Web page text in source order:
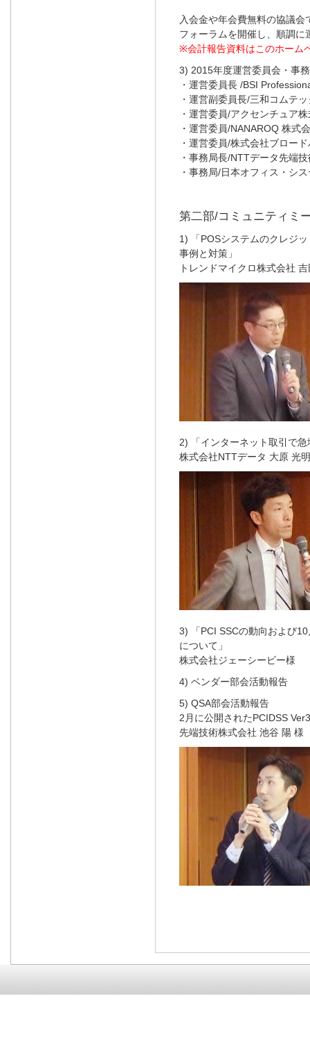
入会金や年会費無料の協議
フォーラムを開催し、順調に
※会計報告資料はこのホーム
3) 2015年度運営委員会・事
・運営委員長 /BSI
・運営副委員長/三和コムテ
・運営委員/アクセンチュア
・運営委員/NANAROQ 株式
・運営委員/株式会社ブロー
・事務局長/NTTデータ先端
・事務局/日本オフィス・シ
第二部/コミュニティミ
1) 「POSシステムのクレジ
事例と対策」
トレンドマイクロ株式会社
2) 「インターネット取引で
株式会社NTTデータ 大原 光
3) 「PCI SSCの動向および
について」
株式会社ジェーシービー様
4) ベンダー部会活動報告
5) QSA部会活動報告
2月に公開されたPCIDSS
先端技術株式会社 池谷 陽 様